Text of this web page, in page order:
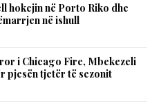
hokejin në Porto Riko dhe
në ishull
i Chicago Fire, Mbekezeli
pjesën tjetër të sezonit